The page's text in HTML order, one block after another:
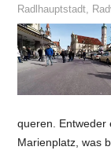
Radlhauptstadt,
queren. Entweder
Marienplatz, was